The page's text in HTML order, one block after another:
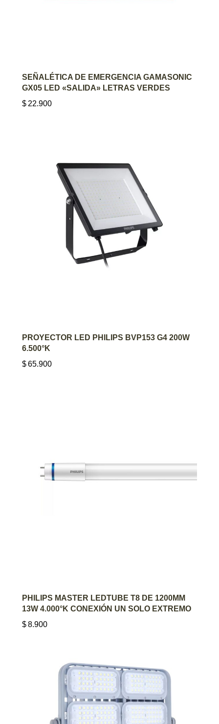
AGREGAR AL CARRITO
SEÑALÉTICA DE EMERGENCIA GAMASONIC
GX05 LED «SALIDA» LETRAS VERDES
$ 22.900
AGREGAR AL CARRITO
PROYECTOR LED PHILIPS BVP153 G4 200W
6.500°K
$65.900
AGREGAR AL CARRITO
PHILIPS MASTER LEDTUBE T8 DE 1200MM
13W 4.000°K CONEXIÓN UN SOLO EXTREMO
$8.900